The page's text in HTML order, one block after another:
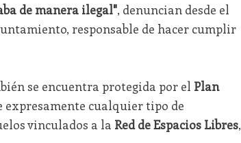
de manera ilegal", denuncian desde el
responsable de hacer cumplir
se encuentra protegida por el Plan
cualquier tipo de
vinculados a la Red de Espacios Libres,